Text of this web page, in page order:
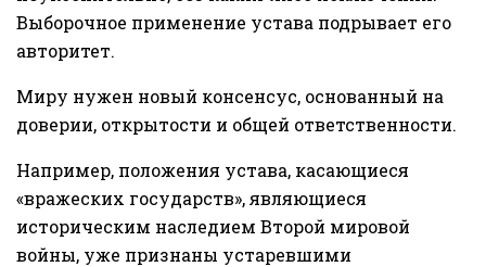
Выборочное применение устава подрывает его
авторитет.
Миру нужен новый консенсус, основанный на
доверии, открытости и общей ответственности.
Например, положения устава, касающиеся
«вражеских государств», являющиеся
историческим наследием Второй мировой
войны, уже признаны устаревшими